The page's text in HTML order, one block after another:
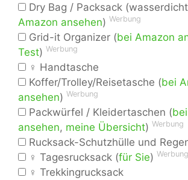
Dry Bag / Packsack
Amazon ansehen) Werbung
Grid-it Organizer (bei Amazon
Test) Werbung
♀ Handtasche
Koffer/Trolley/Reisetasche (bei
ansehen) Werbung
Packwürfel / Kleidertaschen (
ansehen, meine Übersicht) Werbung
Rucksack-Schutzhülle und
♀ Tagesrucksack (für Sie) Werbung
♀ Trekkingrucksack